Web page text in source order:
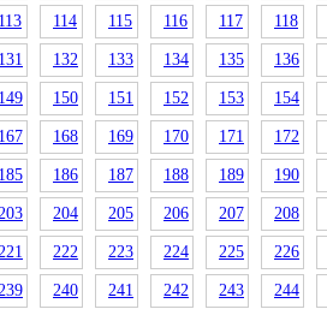
113 114 115 116 117 118
131 132 133 134 135 136
149 150 151 152 153 154
167 168 169 170 171 172
185 186 187 188 189 190
204 205 206 207 208
222 223 224 225 226
240 241 242 243 244